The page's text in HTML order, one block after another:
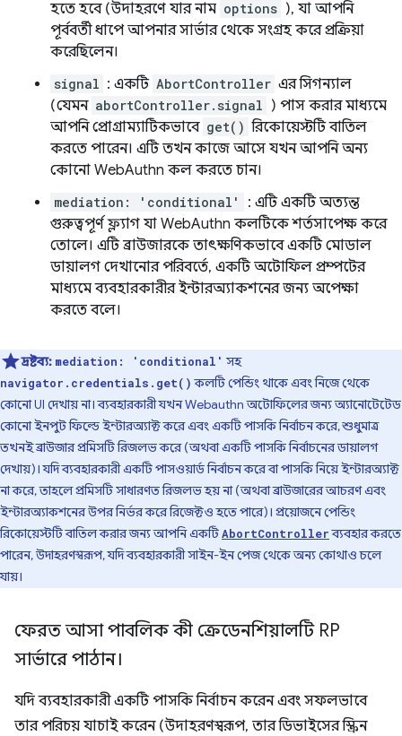
হতে হবে (উদাহরণে যার নাম options ), যা আপনি
পূর্ববর্তী ধাপে আপনার সার্ভার থেকে সংগ্রহ করে প্রক্রিয়া
করেছিলেন।
signal : একটি AbortController এর সিগন্যাল
(যেমন abortController.signal ) পাস করার মাধ্যমে
আপনি প্রোগ্রাম্যাটিকভাবে get() রিকোয়েস্টটি বাতিল
করতে পারেন। এটি তখন কাজে আসে যখন আপনি অন্য
কোনো WebAuthn কল করতে চান।
mediation: 'conditional'
: এটি একটি অত্যন্ত
গুরুত্বপূর্ণ ফ্ল্যাগ যা WebAuthn কলটিকে শর্তসাপেক্ষ করে
তোলে। এটি ব্রাউজারকে তাৎক্ষণিকভাবে একটি মোডাল
ডায়ালগ দেখানোর পরিবর্তে, একটি অটোফিল প্রম্পটের
মাধ্যমে ব্যবহারকারীর ইন্টারঅ্যাকশনের জন্য অপেক্ষা
করতে বলে।
দ্রষ্টব্য: mediation: 'conditional' সহ
navigator.credentials.get() কলটি পেন্ডিং থাকে এবং নিজে থেকে
কোনো UI দেখায় না। ব্যবহারকারী যখন Webauthn অটোফিলের জন্য অ্যানোটেটেড
কোনো ইনপুট ফিল্ডে ইন্টারঅ্যাক্ট করে এবং একটি পাসকি নির্বাচন করে, শুধুমাত্র
তখনই ব্রাউজার প্রমিসটি রিজলভ করে (অথবা একটি পাসকি নির্বাচনের ডায়ালগ
দেখায়)। যদি ব্যবহারকারী একটি পাসওয়ার্ড নির্বাচন করে বা পাসকি নিয়ে ইন্টারঅ্যাক্ট
না করে, তাহলে প্রমিসটি সাধারণত রিজলভ হয় না (অথবা ব্রাউজারের আচরণ এবং
ইন্টারঅ্যাকশনের উপর নির্ভর করে রিজেক্টও হতে পারে)। প্রয়োজনে পেন্ডিং
রিকোয়েস্টটি বাতিল করার জন্য আপনি একটিAbortControllerব্যবহার করতে
পারেন, উদাহরণস্বরূপ, যদি ব্যবহারকারী সাইন-ইন পেজ থেকে অন্য কোথাও চলে
যায়।
ফেরত আসা পাবলিক কী ক্রেডেনশিয়ালটি RP
সার্ভারে পাঠান।
যদি ব্যবহারকারী একটি পাসকি নির্বাচন করেন এবং সফলভাবে
তার পরিচয় যাচাই করেন (উদাহরণস্বরূপ, তার ডিভাইসের স্ক্রিন